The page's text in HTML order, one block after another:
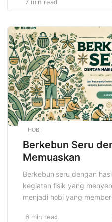
virus, bakteri, dan
penting untuk
terlindungi. Rahasia
7 min read
HOBI
Berkebun Seru
Memuaskan
Berkebun seru dengan
kegiatan fisik yang
menjadi hobi yang
hasil yang memuaskan,
6 min read